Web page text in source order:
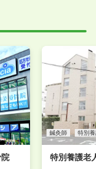
お気軽にお申し
鍼灸師 特別
特別養護老